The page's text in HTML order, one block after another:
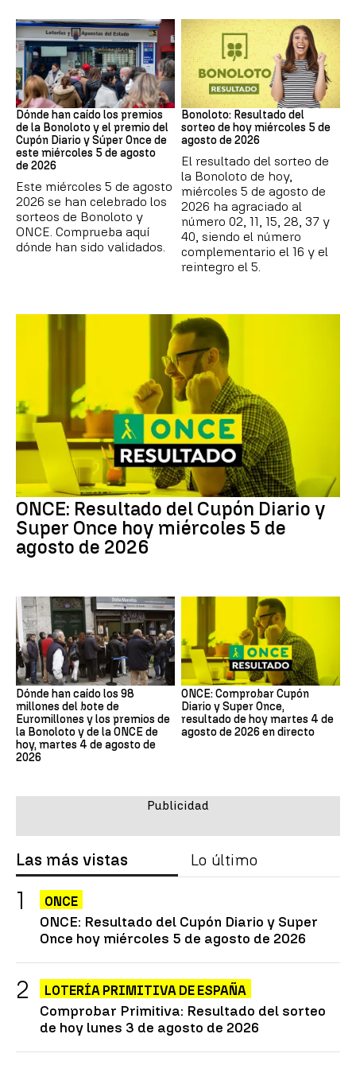
Loterías
Dónde han caído los premios
de la Bonoloto y el premio del
Cupón Diario y Súper Once de
este miércoles 5 de agosto
de 2026
Este miércoles 5 de agosto
2026 se han celebrado los
sorteos de Bonoloto y
ONCE. Comprueba aquí
dónde han sido validados.
Bonoloto
Bonoloto: Resultado del
sorteo de hoy miércoles 5 de
agosto de 2026
El resultado del sorteo de
la Bonoloto de hoy,
miércoles 5 de agosto de
2026 ha agraciado al
número 02, 11, 15, 28, 37 y
40, siendo el número
complementario el 16 y el
reintegro el 5.
ONCE: Resultado del Cupón Diario y
Super Once hoy miércoles 5 de
agosto de 2026
Dónde han caído los 98
millones del bote de
Euromillones y los premios de
la Bonoloto y de la ONCE de
hoy, martes 4 de agosto de
2026
ONCE: Comprobar Cupón
Diario y Super Once,
resultado de hoy martes 4 de
agosto de 2026 en directo
Las más vistas Lo último
ONCE
ONCE: Resultado del Cupón Diario y Super
Once hoy miércoles 5 de agosto de 2026
LOTERÍA PRIMITIVA DE ESPAÑA
Comprobar Primitiva: Resultado del sorteo
de hoy lunes 3 de agosto de 2026